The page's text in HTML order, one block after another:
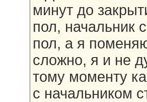
минут до
пол, начальник
пол, а я
сложно, я и не
тому моменту
с начальником